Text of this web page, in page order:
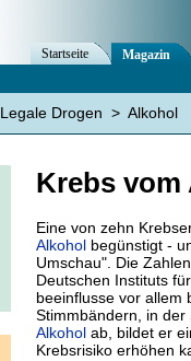
Krebs vom
Eine von zehn
Alkohol begünstigt -
Umschau". Die
Deutschen Instituts
beeinflusse vor allem
Stimmbändern, in
Alkohol ab, bildet er
Krebsrisiko erhöhen
Startseite Magazin
Legale Drogen > Alkohol